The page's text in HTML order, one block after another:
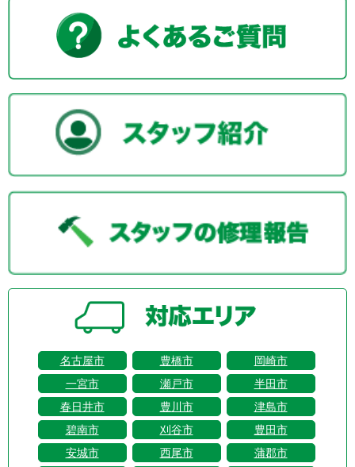
名古屋市 豊橋市
岡崎市
一宮市
瀬戸市
半田市
春日井市
豊川市
津島市
碧南市
刈谷市
豊田市
安城市
西尾市
蒲郡市